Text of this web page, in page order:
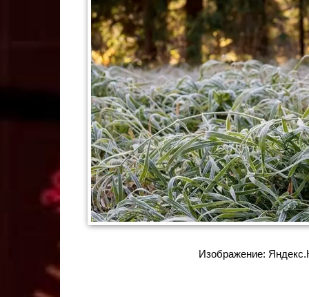
Изображение: